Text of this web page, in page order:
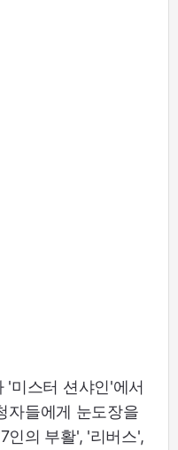
'미스터 션샤인'에서
자들에게 눈도장을
인의 부활', '리버스',